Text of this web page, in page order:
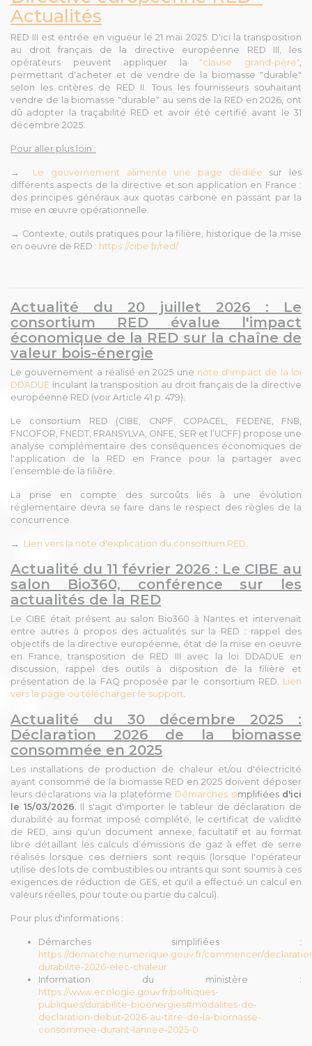
Actualités
RED III est entrée en vigueur le 21 mai 2025. D'ici la transposition
au droit français de la directive européenne RED III, les
opérateurs peuvent appliquer la "clause grand-père",
permettant d'acheter et de vendre de la biomasse "durable"
selon les critères de RED II. Tous les fournisseurs souhaitant
vendre de la biomasse "durable" au sens de la RED en 2026, ont
dû adopter la traçabilité RED et avoir été certifié avant le 31
décembre 2025.
Pour aller plus loin :
→ Le gouvernement alimente une page dédiée sur les
différents aspects de la directive et son application en France :
des principes généraux aux quotas carbone en passant par la
mise en œuvre opérationnelle.
→ Contexte, outils pratiques pour la filière, historique de la mise
en oeuvre de RED : https://cibe.fr/red/
Actualité du 20 juillet 2026 : Le
consortium RED évalue l'impact
économique de la RED sur la chaîne de
valeur bois-énergie
Le gouvernement a réalisé en 2025 une note d'impact de la loi
DDADUE inculant la transposition au droit français de la directive
européenne RED (voir Article 41 p. 479).
Le consortium RED (CIBE, CNPF, COPACEL, FEDENE, FNB,
FNCOFOR, FNEDT, FRANSYLVA, ONFE, SER et l’UCFF) propose une
analyse complémentaire des conséquences économiques de
l'application de la RED en France pour la partager avec
l’ensemble de la filière.
La prise en compte des surcoûts liés à une évolution
réglementaire devra se faire dans le respect des règles de la
concurrence.
→ Lien vers la note d'explication du consortium RED.
Actualité du 11 février 2026 : Le CIBE au
salon Bio360, conférence sur les
actualités de la RED
Le CIBE était présent au salon Bio360 à Nantes et intervenait
entre autres à propos des actualités sur la RED : rappel des
objectifs de la directive européenne, état de la mise en oeuvre
en France, transposition de RED III avec la loi DDADUE en
discussion, rappel des outils à disposition de la filière et
présentation de la FAQ proposée par le consortium RED. Lien
vers la page où télécharger le support.
Actualité du 30 décembre 2025 :
Déclaration 2026 de la biomasse
consommée en 2025
Les installations de production de chaleur et/ou d'électricité
ayant consommé de la biomasse RED en 2025 doivent déposer
leurs déclarations via la plateforme Démarches simplifiées d'ici
le 15/03/2026. Il s'agit d'importer le tableur de déclaration de
durabilité au format imposé complété, le certificat de validité
de RED, ainsi qu'un document annexe, facultatif et au format
libre détaillant les calculs d’émissions de gaz à effet de serre
réalisés lorsque ces derniers sont requis(l orsque l'opérateur
utilise des lots de combustibles ou intrants qui sont soumis à ces
exigences de réduction de GES, et qu'il a effectué un calcul en
valeurs réelles, pour toute ou partie du calcul).
Pour plus d'informations :
Démarches simplifiées :
https://demarche.numerique.gouv.fr/commencer/
durabilite-2026-elec-chaleur
Information du ministère :
https://www.ecologie.gouv.fr/politiques-
publiques/durabilite-bioenergies#modalites-de-
declaration-debut-2026-au-titre-de-la-biomasse-
consommee-durant-lannee-2025-0